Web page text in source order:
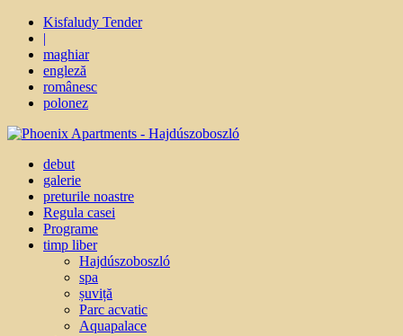
Kisfaludy Tender
|
maghiar
engleză
românesc
polonez
debut
galerie
preturile noastre
Regula casei
Programe
timp liber
Hajdúszoboszló
spa
șuviță
Parc acvatic
Aquapalace